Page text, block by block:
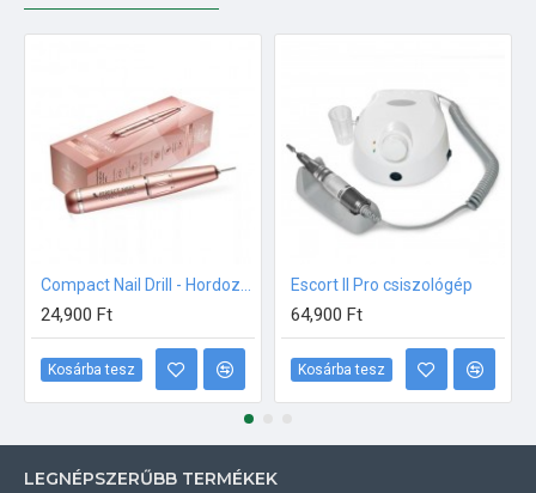
24,900 Ft
Kosárba tesz
Escort II Pro csiszológép
64,900 Ft
Kosárba tesz
LEGNÉPSZERŰBB TERMÉKEK